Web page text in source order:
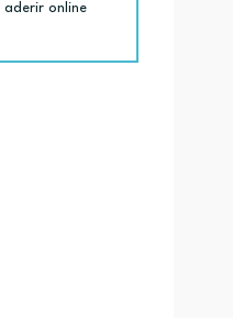
aderir online